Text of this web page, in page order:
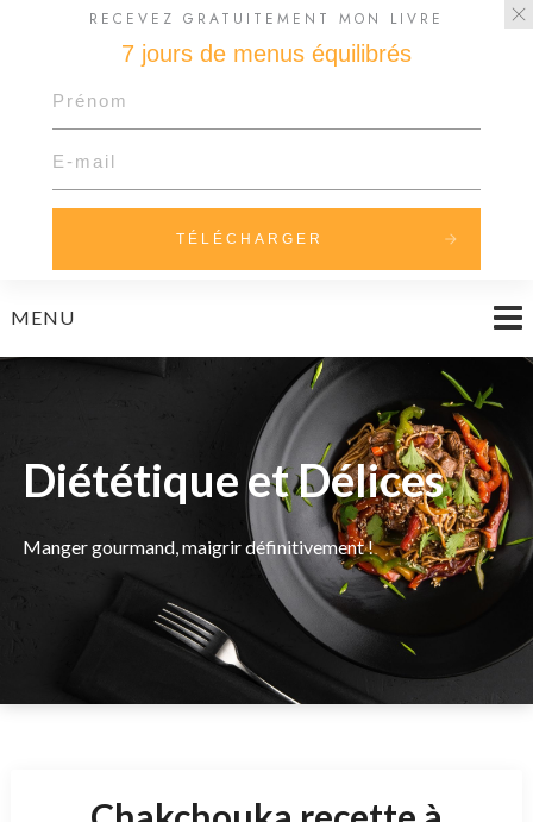
toMENU
Diététique et Délices
Manger gourmand, maigrir définitivement !
RECEVEZ GRATUITEMENT MON LIVRE
7 jours de menus équilibrés
TÉLÉCHARGER